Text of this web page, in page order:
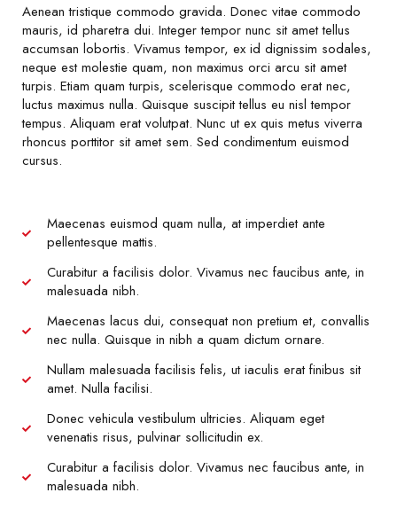
Aenean tristique commodo gravida. Donec vitae commodo
mauris, id pharetra dui. Integer tempor nunc sit amet tellus
accumsan lobortis. Vivamus tempor, ex id dignissim sodales,
neque est molestie quam, non maximus orci arcu sit amet
turpis. Etiam quam turpis, scelerisque commodo erat nec,
luctus maximus nulla. Quisque suscipit tellus eu nisl tempor
tempus. Aliquam erat volutpat. Nunc ut ex quis metus viverra
rhoncus porttitor sit amet sem. Sed condimentum euismod
cursus.
Maecenas euismod quam nulla, at imperdiet ante
pellentesque mattis.
Curabitur a facilisis dolor. Vivamus nec faucibus ante, in
malesuada nibh.
Maecenas lacus dui, consequat non pretium et, convallis
nec nulla. Quisque in nibh a quam dictum ornare.
Nullam malesuada facilisis felis, ut iaculis erat finibus sit
amet. Nulla facilisi.
Donec vehicula vestibulum ultricies. Aliquam eget
venenatis risus, pulvinar sollicitudin ex.
Curabitur a facilisis dolor. Vivamus nec faucibus ante, in
malesuada nibh.